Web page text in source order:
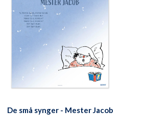
De små synger - Mester Jacob